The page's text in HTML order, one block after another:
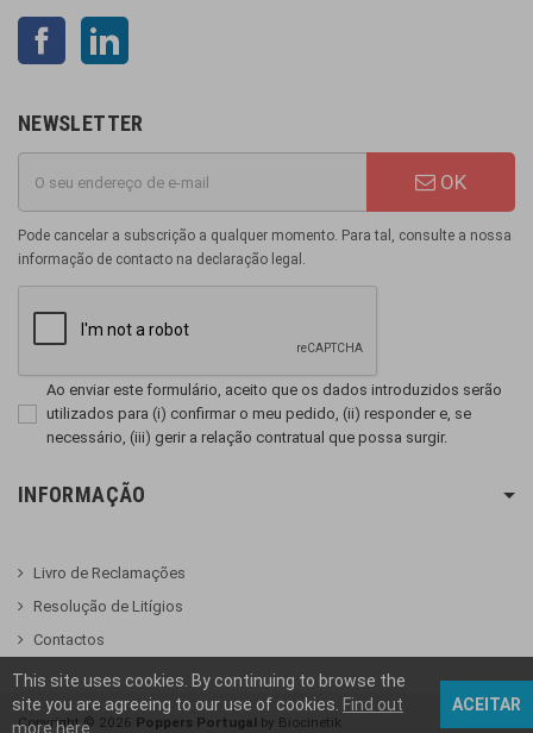
Facebook
NEWSLETTER
OK
Pode cancelar a subscrição a qualquer momento. Para tal, consulte a nossa
informação de contacto na declaração legal.
Ao enviar este formulário, aceito que os dados introduzidos serão
utilizados para (i) confirmar o meu pedido, (ii) responder e, se
necessário, (iii) gerir a relação contratual que possa surgir.
INFORMAÇÃO
Livro de Reclamações
Resolução de Litígios
Contactos
Copyright © 2026 Poppers Portugal by Biocinetik
This site uses cookies. By continuing to browse the
site you are agreeing to our use of cookies. Find out
more here.
ACEITAR